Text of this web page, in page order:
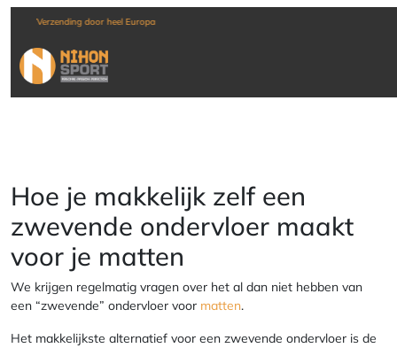
Verzending door heel Europa
Hoe je makkelijk zelf een
zwevende ondervloer maakt
voor je matten
We krijgen regelmatig vragen over het al dan niet hebben van
een “zwevende” ondervloer voor matten.
Het makkelijkste alternatief voor een zwevende ondervloer is de